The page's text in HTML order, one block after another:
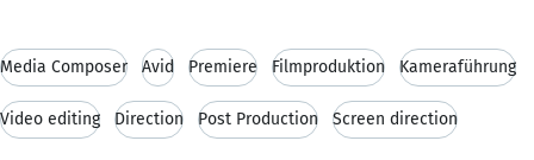
Media Composer Avid Premiere Filmproduktion Kameraführung
Video editing Direction Post Production Screen direction